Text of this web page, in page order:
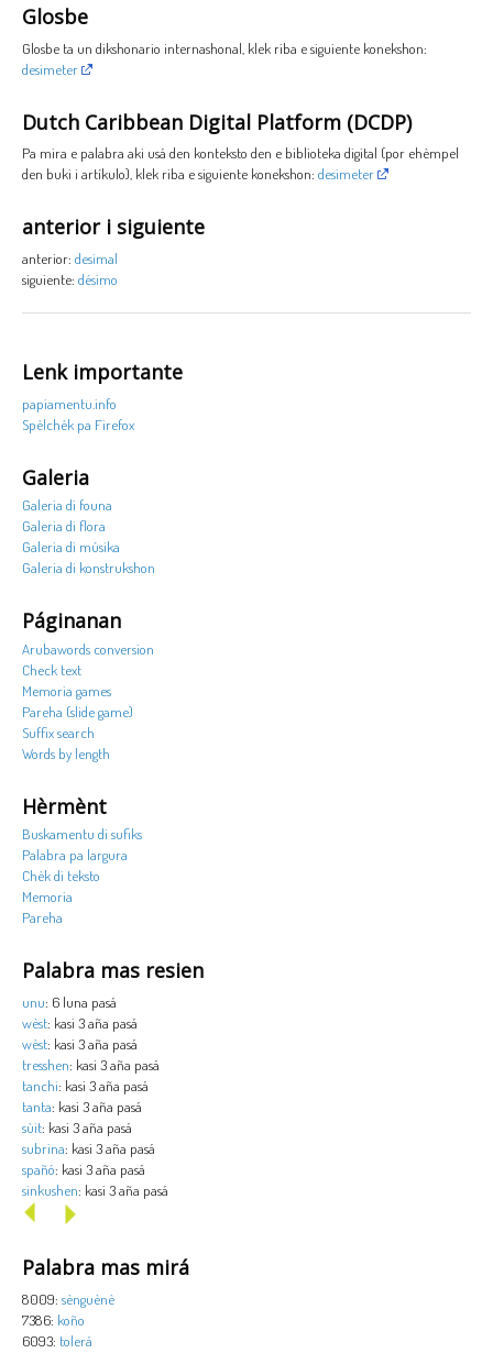
Glosbe
Glosbe ta un dikshonario internashonal, klek riba e siguiente konekshon:
desimeter
Dutch Caribbean Digital Platform (DCDP)
Pa mira e palabra aki usá den konteksto den e biblioteka digital (por ehèmpel
den buki i artíkulo), klek riba e siguiente konekshon: desimeter
anterior i siguiente
anterior: desimal
siguiente: désimo
Lenk importante
papiamentu.info
Spèlchèk pa Firefox
Galeria
Galeria di founa
Galeria di flora
Galeria di músika
Galeria di konstrukshon
Páginanan
Arubawords conversion
Check text
Memoria games
Pareha (slide game)
Suffix search
Words by length
Hèrmènt
Buskamentu di sufiks
Palabra pa largura
Chèk di teksto
Memoria
Pareha
Palabra mas resien
unu: 6 luna pasá
wèst: kasi 3 aña pasá
wèst: kasi 3 aña pasá
tresshen: kasi 3 aña pasá
tanchi: kasi 3 aña pasá
tanta: kasi 3 aña pasá
sùit: kasi 3 aña pasá
subrina: kasi 3 aña pasá
spañó: kasi 3 aña pasá
sinkushen: kasi 3 aña pasá
Palabra mas mirá
8009: sènguènè
7386: koño
6093: tolerá